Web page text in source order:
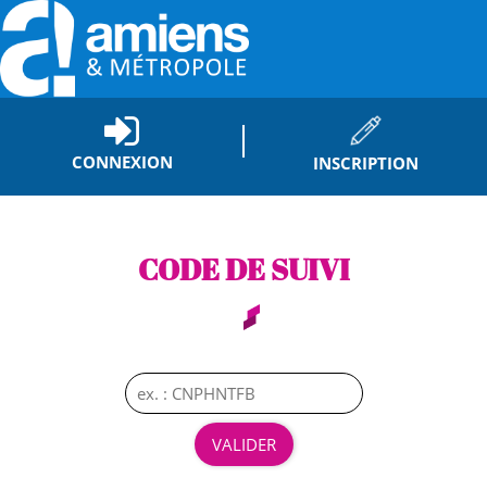
CONNEXION INSCRIPTION
CODE DE SUIVI
Code de suivi
VALIDER